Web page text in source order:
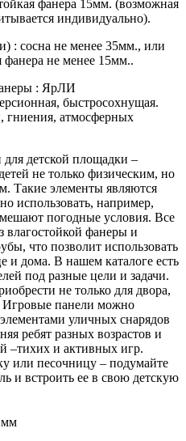
фанера 15мм. (возможная
индивидуально).
: сосна не менее 35мм., или
фанера не менее 15мм..
: ЯрЛИ
быстросохнущая.
гниения, атмосферных
детской площадки –
не только физическим, но
Такие элементы являются
использовать, например,
погодные условия. Все
фанеры и
что позволит использовать
и дома. В нашем каталоге есть
под разные цели и задачи.
не только для двора,
Игровые панели можно
уличных снарядов
ребят разных возрастов и
–тихих и активных игр.
или песочницу – подумайте
и встроить ее в свою детскую
мм